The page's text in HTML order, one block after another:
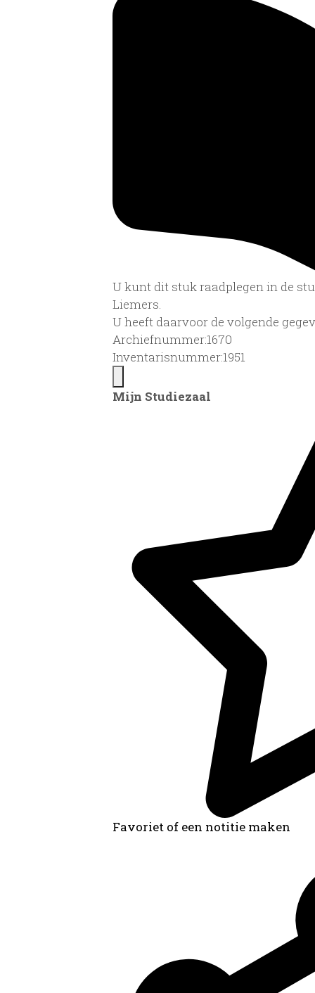
U kunt dit stuk raadplegen in de
Liemers.
U heeft daarvoor de volgende
Archiefnummer:1670
Inventarisnummer:1951
Mijn Studiezaal
Favoriet of een notitie maken